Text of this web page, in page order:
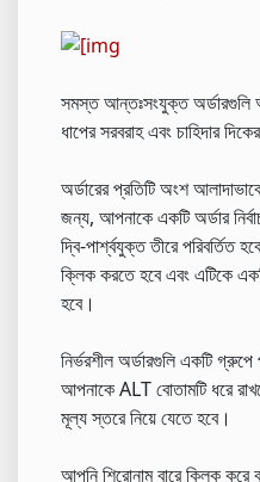
সমস্ত আন্তঃসংযুক্ত অর্ডারগুলি
ধাপের সরবরাহ এবং চাহিদার
অর্ডারের প্রতিটি অংশ
জন্য, আপনাকে একটি অর্ডার
দ্বি-পার্শ্বযুক্ত তীরে পরিবর্তিত
ক্লিক করতে হবে এবং এটিকে
হবে।
নির্ভরশীল অর্ডারগুলি একটি
আপনাকে ALT বোতামটি ধরে
মূল্য স্তরে নিয়ে যেতে হবে।
আপনি শিরোনাম বারে ক্লিক করে